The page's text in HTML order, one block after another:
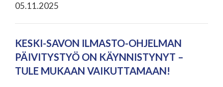
05.11.2025
KESKI-SAVON ILMASTO-OHJELMAN
PÄIVITYSTYÖ ON KÄYNNISTYNYT –
TULE MUKAAN VAIKUTTAMAAN!